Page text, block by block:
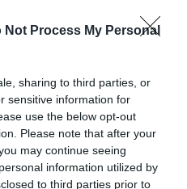
Not Process My Personal
sharing to third parties, or
sensitive information for
use the below opt-out
Please note that after your
may continue seeing
information utilized by
to third parties prior to
como fuente preferida
gratuita